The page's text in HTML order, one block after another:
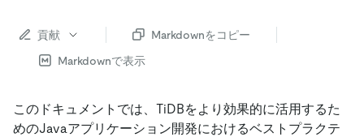
貢献
Markdownをコピー
Markdownで表示
このドキュメントでは、TiDBをより効果的に活用するた
めのJavaアプリケーション開発におけるベストプラクテ